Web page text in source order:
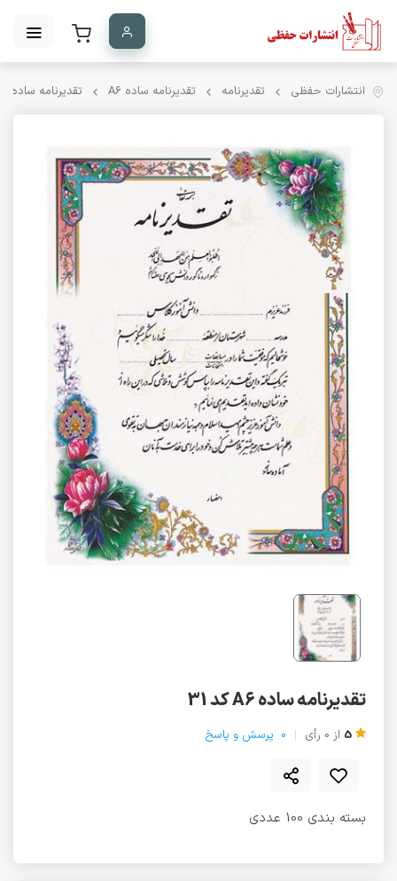
انتشارات حفظی تقدیرنامه تقدیرنامه ساده A۶ تقدیرنامه ساده A6 کد 31
تقدیرنامه ساده A6 کد 31
5 از 0 رأی 0 پرسش و پاسخ
بسته بندی 100 عددی